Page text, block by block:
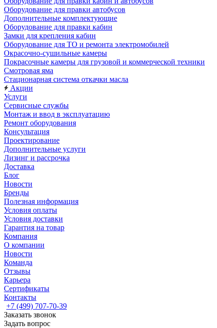
Оборудование для правки автобусов
Дополнительные комплектующие
Оборудование для правки кабин
Замки для крепления кабин
Оборудование для ТО и ремонта электромобилей
Окрасочно-сушильные камеры
Покрасочные камеры для грузовой и коммерческой техники
Смотровая яма
Стационарная система откачки масла
Акции
Услуги
Сервисные службы
Монтаж и ввод в эксплуатацию
Ремонт оборудования
Консультация
Проектирование
Дополнительные услуги
Лизинг и рассрочка
Доставка
Блог
Новости
Бренды
Полезная информация
Условия оплаты
Условия доставки
Гарантия на товар
Компания
О компании
Новости
Команда
Отзывы
Карьера
Сертификаты
Контакты
+7 (499) 707-70-39
Заказать звонок
Задать вопрос